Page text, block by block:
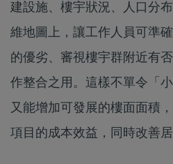
建設施、樓宇狀況、人口分
維地圖上，讓工作人員可準
的優劣、審視樓宇群附近有
作整合之用。這樣不單令「
又能增加可發展的樓面面積
項目的成本效益，同時改善居